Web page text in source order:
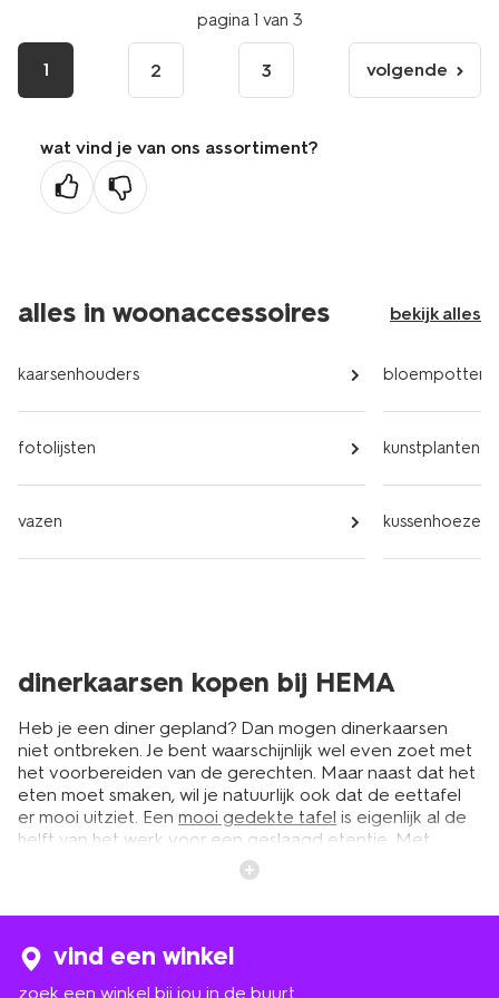
pagina 1 van 3
1 2 3
volgende
pagina
volgende
wat vind je van ons assortiment?
alles in woonaccessoires bekijk alles
kaarsenhouders
fotolijsten
vazen
bloempotten
kunstplanten
kussenhoezen
dinerkaarsen kopen bij HEMA
Heb je een diner gepland? Dan mogen dinerkaarsen
niet ontbreken. Je bent waarschijnlijk wel even zoet met
het voorbereiden van de gerechten. Maar naast dat het
eten moet smaken, wil je natuurlijk ook dat de eettafel
er mooi uitziet. Een mooi gedekte tafel is eigenlijk al de
helft van het werk voor een geslaagd etentje. Met
dinerkaarsen creëer je een chique en knusse look aan
tafel. Bij HEMA vind je een ruim assortiment aan
zitten er mooie exemplaren tussen. Maak het helemaal
af met een bijpassend
vind een winkel
zoek een winkel bij jou in de buurt